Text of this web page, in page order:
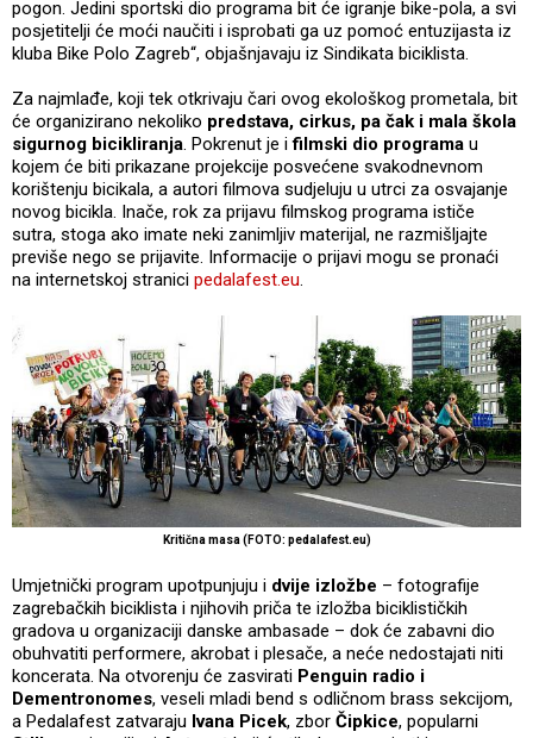
pogon. Jedini sportski dio programa bit će igranje bike-pola, a svi
posjetitelji će moći naučiti i isprobati ga uz pomoć entuzijasta iz
kluba Bike Polo Zagreb“, objašnjavaju iz Sindikata biciklista.
Za najmlađe, koji tek otkrivaju čari ovog ekološkog prometala, bit
će organizirano nekoliko predstava, cirkus, pa čak i mala škola
sigurnog bicikliranja. Pokrenut je ifilmski dio programa u
kojem će biti prikazane projekcije posvećene svakodnevnom
korištenju bicikala, a autori filmova sudjeluju u utrci za osvajanje
novog bicikla. Inače, rok za prijavu filmskog programa ističe
sutra, stoga ako imate neki zanimljiv materijal, ne razmišljajte
previše nego se prijavite. Informacije o prijavi mogu se pronaći
na internetskoj stranici pedalafest.eu.
Kritična masa (FOTO: pedalafest.eu)
Umjetnički program upotpunjuju i dvije izložbe – fotografije
zagrebačkih biciklista i njihovih priča te izložba biciklističkih
gradova u organizaciji danske ambasade – dok će zabavni dio
obuhvatiti performere, akrobat i plesače, a neće nedostajati niti
koncerata. Na otvorenju će zasvirati Penguin radio i
Dementronomes, veseli mladi bend s odličnom brass sekcijom,
a Pedalafest zatvaraju Ivana Picek, zbor Čipkice, popularni